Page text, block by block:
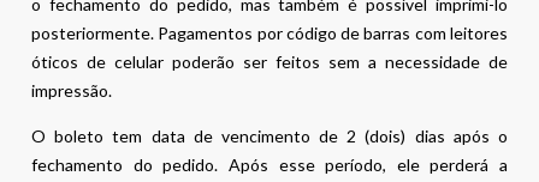
o fechamento do pedido, mas também é possível imprimi-lo
posteriormente. Pagamentos por código de barras com leitores
óticos de celular poderão ser feitos sem a necessidade de
impressão.
O boleto tem data de vencimento de 2 (dois) dias após o
fechamento do pedido. Após esse período, ele perderá a